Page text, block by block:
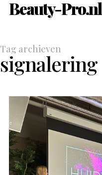
Beauty-Pro.nl
Tag archieven
signalering